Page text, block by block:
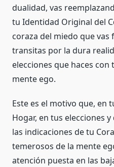
dualidad, vas
tu Identidad Original del
coraza del miedo que
transitas por la dura
elecciones que haces
mente ego.
Este es el motivo que, en
Hogar, en tus elecciones
las indicaciones de tu
temerosos de la mente
atención puesta en las